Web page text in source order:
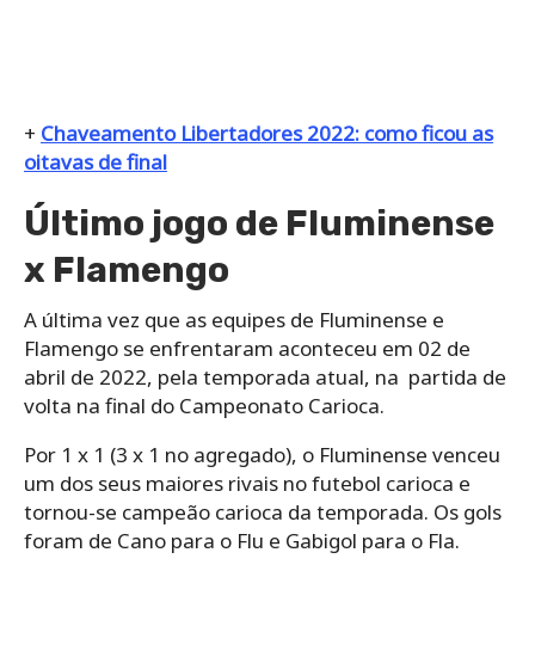
+ Chaveamento Libertadores 2022: como ficou as
oitavas de final
Último jogo de Fluminense
x Flamengo
A última vez que as equipes de Fluminense e
Flamengo se enfrentaram aconteceu em 02 de
abril de 2022, pela temporada atual, na partida de
volta na final do Campeonato Carioca.
Por 1 x 1 (3 x 1 no agregado), o Fluminense venceu
um dos seus maiores rivais no futebol carioca e
tornou-se campeão carioca da temporada. Os gols
foram de Cano para o Flu e Gabigol para o Fla.